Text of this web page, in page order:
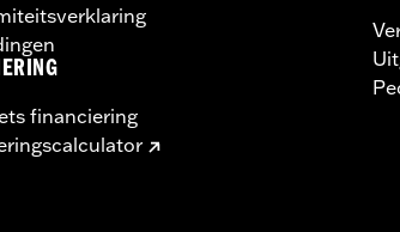
financiering